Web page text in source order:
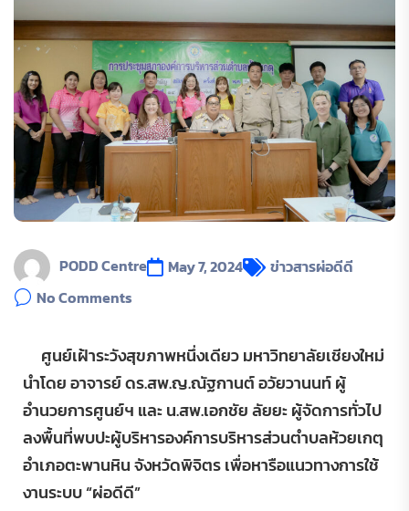
PODD Centre May 7, 2024
ข่าวสารผ่อดีดี
No Comments
ศูนย์เฝ้าระวังสุขภาพหนึ่งเดียว มหาวิทยาลัยเชียงใหม่
นำโดย อาจารย์ ดร.สพ.ญ.ณัฐกานต์ อวัยวานนท์ ผู้
อำนวยการศูนย์ฯ และ น.สพ.เอกชัย ลัยยะ ผู้จัดการทั่วไป
ลงพื้นที่พบปะผู้บริหารองค์การบริหารส่วนตำบลห้วยเกตุ
อำเภอตะพานหิน จังหวัดพิจิตร เพื่อหารือแนวทางการใช้
งานระบบ “ผ่อดีดี”